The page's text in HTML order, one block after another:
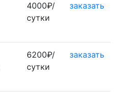
4000₽/
сутки
заказать
6200₽/
сутки
заказать